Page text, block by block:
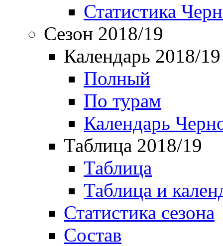
Статистика
Сезон 2018/19
Календарь 2018/19
Полный
По турам
Календарь
Таблица 2018/19
Таблица
Таблица и
Статистика сезона
Состав